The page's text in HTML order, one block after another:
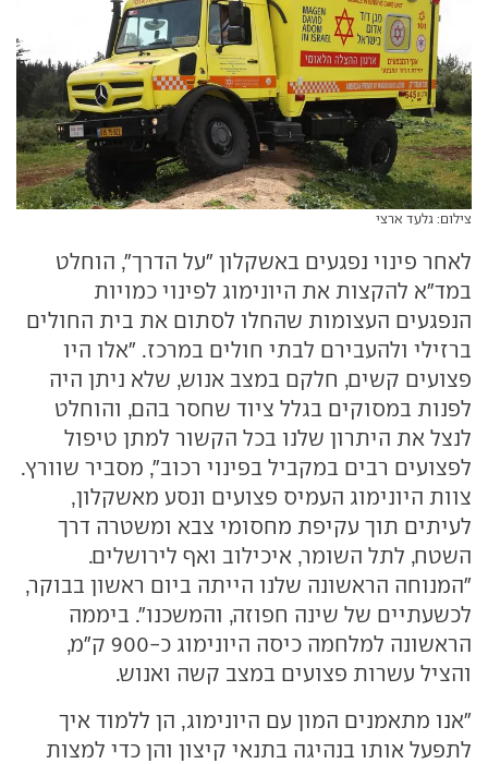
צילום: גלעד ארצי
לאחר פינוי נפגעים באשקלון "על הדרך", הוחלט
במד"א להקצות את היונימוג לפינוי כמויות
הנפגעים העצומות שהחלו לסתום את בית החולים
ברזילי ולהעבירם לבתי חולים במרכז. "אלו היו
פצועים קשים, חלקם במצב אנוש, שלא ניתן היה
לפנות במסוקים בגלל ציוד שחסר בהם, והוחלט
לנצל את היתרון שלנו בכל הקשור למתן טיפול
לפצועים רבים במקביל בפינוי רכוב", מסביר שוורץ.
צוות היונימוג העמיס פצועים ונסע מאשקלון,
לעיתים תוך עקיפת מחסומי צבא ומשטרה דרך
השטח, לתל השומר, איכילוב ואף לירושלים.
"המנוחה הראשונה שלנו הייתה ביום ראשון בבוקר,
לכשעתיים של שינה חפוזה, והמשכנו". ביממה
הראשונה למלחמה כיסה היונימוג כ-900 ק"מ,
והציל עשרות פצועים במצב קשה ואנוש.
"אנו מתאמנים המון עם היונימוג, הן ללמוד איך
לתפעל אותו בנהיגה בתנאי קיצון והן כדי למצות